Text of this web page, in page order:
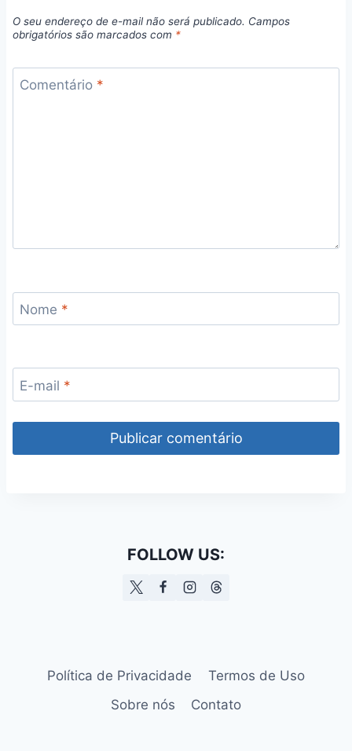
O seu endereço de e-mail não será publicado. Campos
obrigatórios são marcados com *
Comentário *
Nome *
E-mail *
FOLLOW US:
Política de Privacidade
Termos de Uso
Sobre nós
Contato